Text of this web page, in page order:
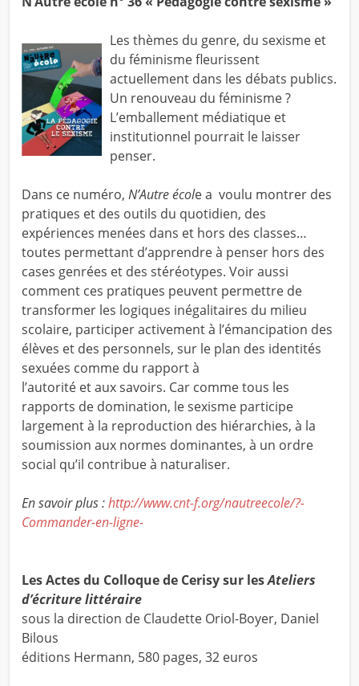
Les thèmes du genre, du sexisme et
du féminisme fleurissent
actuellement dans les débats publics.
Un renouveau du féminisme ?
L’emballement médiatique et
institutionnel pourrait le laisser
penser.
Dans ce numéro, N’Autre école a voulu montrer des
pratiques et des outils du quotidien, des
expériences menées dans et hors des classes…
toutes permettant d’apprendre à penser hors des
cases genrées et des stéréotypes. Voir aussi
comment ces pratiques peuvent permettre de
transformer les logiques inégalitaires du milieu
scolaire, participer activement à l’émancipation des
élèves et des personnels, sur le plan des identités
sexuées comme du rapport à
l’autorité et aux savoirs. Car comme tous les
rapports de domination, le sexisme participe
largement à la reproduction des hiérarchies, à la
soumission aux normes dominantes, à un ordre
social qu’il contribue à naturaliser.
En savoir plus :http://www.cnt-f.org/nautreecole/?-
Commander-en-ligne-
Les Actes du Colloque de Cerisy sur lesAteliers
d’écriture littéraire
sous la direction de Claudette Oriol-Boyer, Daniel
Bilous
éditions Hermann, 580 pages, 32 euros